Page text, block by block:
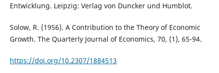
Entwicklung. Leipzig: Verlag von Duncker und Humblot.
Solow, R. (1956). A Contribution to the Theory of Economic
Growth. The Quarterly Journal of Economics, 70, (1), 65-94.
https://doi.org/10.2307/1884513